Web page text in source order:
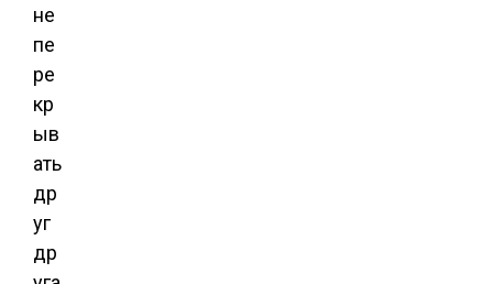
не
пе
ре
кр
ыв
ать
др
уг
др